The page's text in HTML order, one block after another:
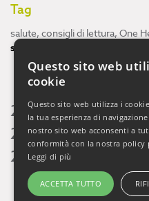
Tag
salute, consigli di lettura, One
scienza
2026 2025 2024
2020 2019 2018
2014 2013
Questo sito web
cookie
Questo sito web utilizza i
la tua esperienza di
nostro sito web acconsenti a
conformità con la nostra policy
Leggi di più
ACCETTA TUTTO